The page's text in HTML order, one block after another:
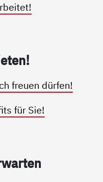
freuen dürfen!
für Sie!